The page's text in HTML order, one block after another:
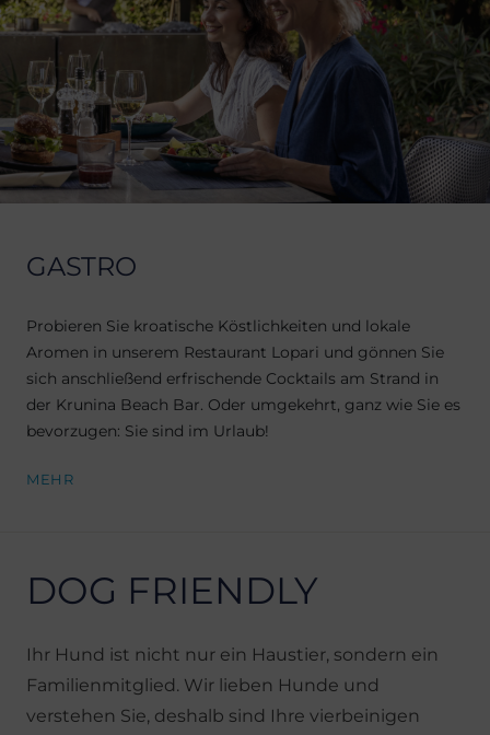
GASTRO
Probieren Sie kroatische Köstlichkeiten und lokale
Aromen in unserem Restaurant Lopari und gönnen Sie
sich anschließend erfrischende Cocktails am Strand in
der Krunina Beach Bar. Oder umgekehrt, ganz wie Sie es
bevorzugen: Sie sind im Urlaub!
MEHR
DOG FRIENDLY
Ihr Hund ist nicht nur ein Haustier, sondern ein
Familienmitglied. Wir lieben Hunde und
verstehen Sie, deshalb sind Ihre vierbeinigen